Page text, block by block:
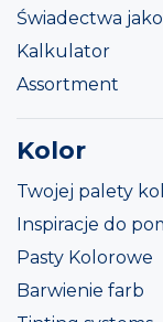
Świadectwa
Kalkulator
Assortment
Kolor
Twojej palety
Inspiracje do
Pasty Kolorowe
Barwienie farb